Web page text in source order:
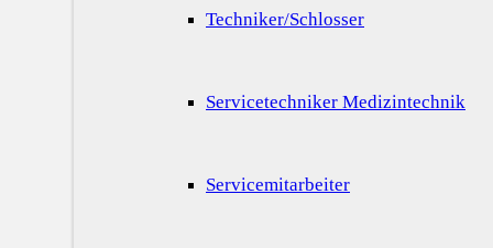
Techniker/Schlosser
Servicetechniker Medizintechnik
Servicemitarbeiter